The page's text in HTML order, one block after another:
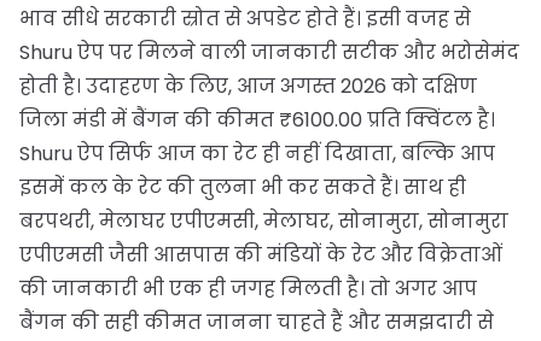
भाव सीधे सरकारी स्रोत से अपडेट होते हैं। इसी वजह से
Shuru ऐप पर मिलने वाली जानकारी सटीक और भरोसेमंद
होती है। उदाहरण के लिए, आज अगस्त 2026 को दक्षिण
जिला मंडी में बैंगन की कीमत ₹6100.00 प्रति क्विंटल है।
Shuru ऐप सिर्फ आज का रेट ही नहीं दिखाता, बल्कि आप
इसमें कल के रेट की तुलना भी कर सकते हैं। साथ ही
बरपथरी, मेलाघर एपीएमसी, मेलाघर, सोनामुरा, सोनामुरा
एपीएमसी जैसी आसपास की मंडियों के रेट और विक्रेताओं
की जानकारी भी एक ही जगह मिलती है। तो अगर आप
बैंगन की सही कीमत जानना चाहते हैं और समझदारी से